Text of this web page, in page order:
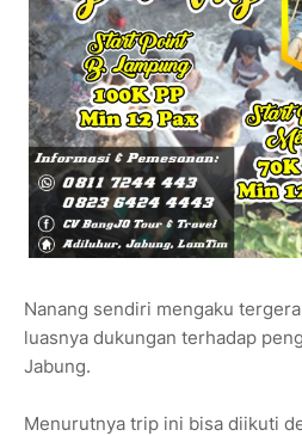
Nanang sendiri mengaku
luasnya dukungan terhadap
Jabung.
Menurutnya trip ini bisa diikuti